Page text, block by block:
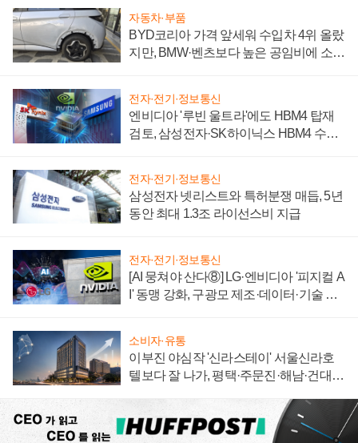
자동차·부품
BYD코리아 가격 앞세워 수입차 4위 올랐
지만, BMW·벤츠보다 높은 공임비에 소비
전자·전기·정보통신
엔비디아 '루빈 울트라'에도 HBM4 탑재
검토, 삼성전자·SK하이닉스 HBM4 수율
전자·전기·정보통신
삼성전자 넷리스트와 특허분쟁 매듭, 5년
동안 최대 1.3조 라이선스비 지급
전자·전기·정보통신
[AI 뭉쳐야 산다⑧] LG·엔비디아 '피지컬 A
I' 동맹 강화, 구광모 제조·데이터·기술 결
소비자·유통
이부진 야심작 '신라스테이' 서울신라호
텔보다 잘 나가, 평택·주문진·해남·건대로